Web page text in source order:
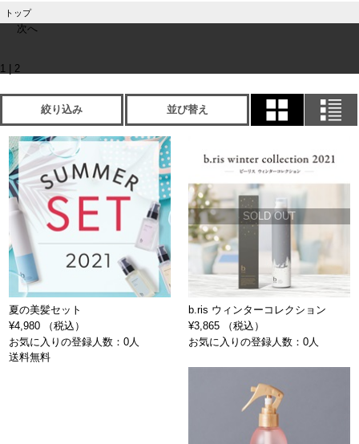
トップ
次へ
1 2
絞り込み 並び替え
夏の美髪セット
¥4,980 （税込）
お気に入りの登録人数：0人
送料無料
SOLD OUT
b.ris ウィンターコレクション
¥3,865 （税込）
お気に入りの登録人数：0人